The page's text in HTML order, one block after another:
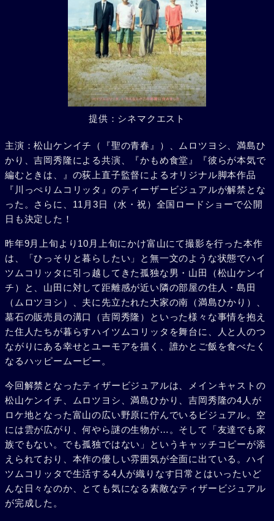
提供：シネマクエスト
主演：松山ケンイチ（『聖の青春』）、ムロツヨシ、満島ひ
かり、吉岡秀隆による共演、『かもめ食堂』『彼らが本気で
編むときは、』の荻上直子監督によるオリジナル脚本作品
『川っぺりムコリッタ』のティーザービジュアルが解禁とな
った。さらに、11月3日（水・祝）全国ロードショーで公開
日も決定した！
昨年9月上旬より10月上旬にかけ富山にて撮影を行った本作
は、「ひっそりと暮らしたい」と無一文のような状態でハイ
ツムコリッタに引っ越してきた孤独な男・山田（松山ケンイ
チ）と、山田に対して距離感が近い隣の部屋の住人・島田
（ムロツヨシ）、夫に先立たれた大家の南（満島ひかり）、
墓石の販売員の溝口（吉岡秀隆）といった様々な事情を抱え
た住人たちが暮らすハイツムコリッタを舞台に、人と人のつ
ながりにある幸せとユーモアを描く、誰かとご飯を食べたく
なるハッピームービー。
今回解禁となったティザービジュアルは、メインキャストの
松山ケンイチ、ムロツヨシ、満島ひかり、吉岡秀隆の4人が
ロケ地となった富山の広い野原に佇んでいるビジュアル。空
には雲が広がり、何やら謎の生物が…。そして「友達でも家
族でもない。でも孤独ではない」というキャッチコピーが添
えられており、本作の優しい雰囲気が全面に出ている。ハイ
ツムコリッタで生活する4人が織りなす日常とはいったいど
んな日々なのか、とても気になる素敵なティザービジュアル
が完成した。